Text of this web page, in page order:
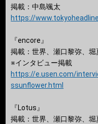
掲載：中島颯太
https://
『encore』
掲載：世界、瀬口黎弥、
※インタビュー掲載
https://e.usen.com/
ssunflower.html
『Lotus』
掲載：世界、瀬口黎弥、